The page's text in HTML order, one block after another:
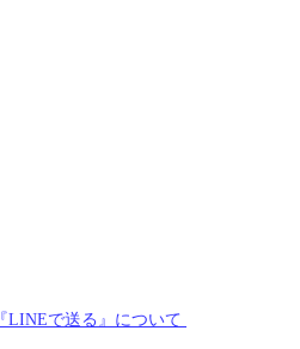
『LINEで送る』について